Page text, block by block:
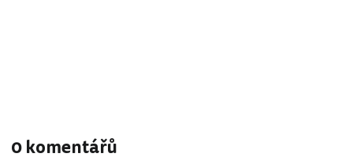
0 komentářů